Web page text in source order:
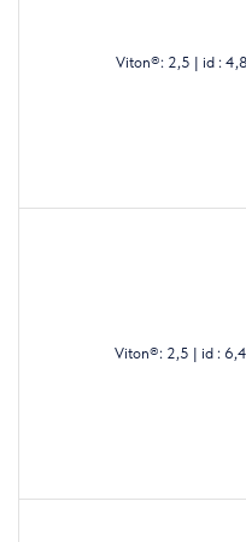
Viton®: 2,5 | id :
Viton®: 2,5 | id :